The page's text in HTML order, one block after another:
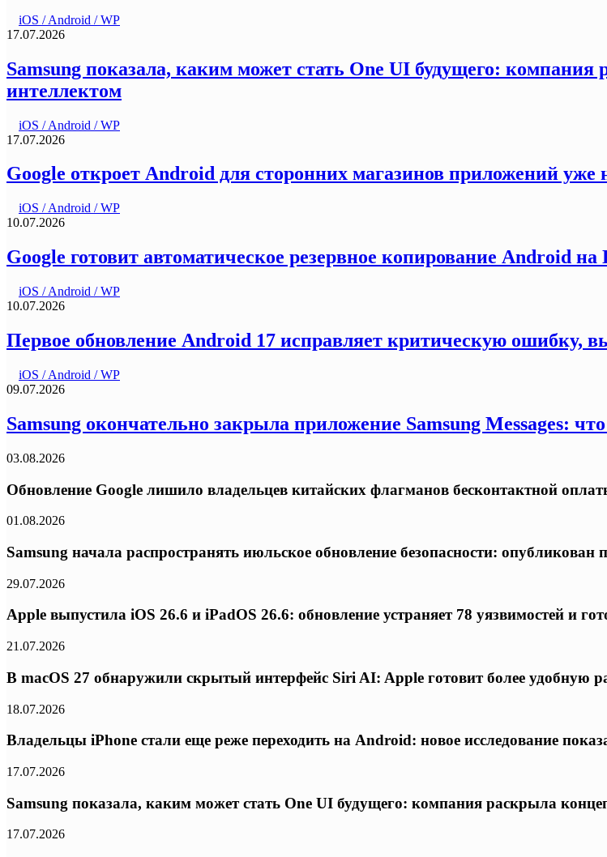
iOS / Android / WP
17.07.2026
Samsung показала, каким может стать One UI будущего:
интеллектом
iOS / Android / WP
17.07.2026
Google откроет Android для сторонних магазинов приложений уже
iOS / Android / WP
10.07.2026
Google готовит автоматическое резервное копирование Android
iOS / Android / WP
10.07.2026
Первое обновление Android 17 исправляет критическую ошибку,
iOS / Android / WP
09.07.2026
Samsung окончательно закрыла приложение Samsung Messages:
03.08.2026
Обновление Google лишило владельцев китайских флагманов бесконтактной
01.08.2026
Samsung начала распространять июльское обновление безопасности: опубликован
29.07.2026
Apple выпустила iOS 26.6 и iPadOS 26.6: обновление устраняет 78 уязвимостей и
21.07.2026
В macOS 27 обнаружили скрытый интерфейс Siri AI: Apple готовит более удобную
18.07.2026
Владельцы iPhone стали еще реже переходить на Android: новое исследование
17.07.2026
Samsung показала, каким может стать One UI будущего: компания раскрыла
17.07.2026